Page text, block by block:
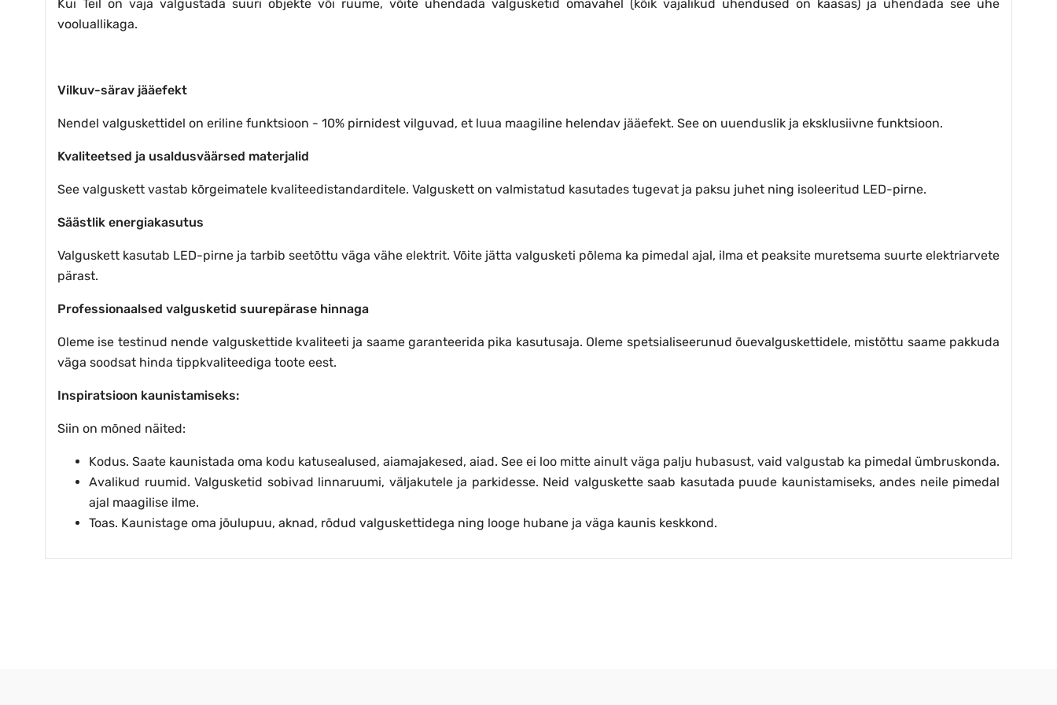
Kui Teil on vaja valgustada suuri objekte või ruume, võite ühendada valgusketid omavahel (kõik vajalikud ühendused on kaasas) ja ühendada see ühe
vooluallikaga.
Vilkuv-särav jääefekt
Nendel valguskettidel on eriline funktsioon - 10% pirnidest vilguvad, et luua maagiline helendav jääefekt. See on uuenduslik ja eksklusiivne funktsioon.
Kvaliteetsed ja usaldusväärsed materjalid
See valguskett vastab kõrgeimatele kvaliteedistandarditele. Valguskett on valmistatud kasutades tugevat ja paksu juhet ning isoleeritud LED-pirne.
Säästlik energiakasutus
Valguskett kasutab LED-pirne ja tarbib seetõttu väga vähe elektrit. Võite jätta valgusketi põlema ka pimedal ajal, ilma et peaksite muretsema suurte elektriarvete
pärast.
Professionaalsed valgusketid suurepärase hinnaga
Oleme ise testinud nende valguskettide kvaliteeti ja saame garanteerida pika kasutusaja. Oleme spetsialiseerunud õuevalguskettidele, mistõttu saame pakkuda
väga soodsat hinda tippkvaliteediga toote eest.
Inspiratsioon kaunistamiseks:
Siin on mõned näited:
Kodus. Saate kaunistada oma kodu katusealused, aiamajakesed, aiad. See ei loo mitte ainult väga palju hubasust, vaid valgustab ka pimedal ümbruskonda.
Avalikud ruumid. Valgusketid sobivad linnaruumi, väljakutele ja parkidesse. Neid valguskette saab kasutada puude kaunistamiseks, andes neile pimedal
ajal maagilise ilme.
Toas. Kaunistage oma jõulupuu, aknad, rõdud valguskettidega ning looge hubane ja väga kaunis keskkond.